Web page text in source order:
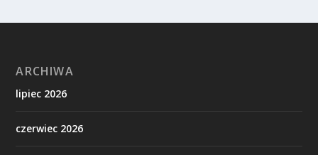
ARCHIWA
lipiec 2026
czerwiec 2026